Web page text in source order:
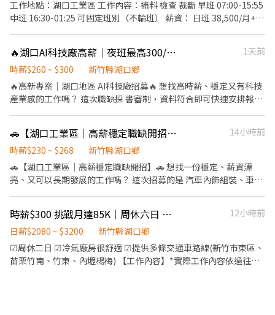
https://lin.ee/2etEKAh 💎 更多職缺點這 ➔
https://reurl.cc/xK7D4E ✉️ 加好友留言【 全名 + 手機號碼 + 職缺
截圖 】 ⭕️專業媒合安心面試⭕️24小時在線超快回覆率
208-055電話同賴. ☎加入後請留言【姓名+電話+截圖職缺】→優先
安排 ✅ 加賴 可獲取更多職缺唷： ❤人資陳小姐❤
工作地點：湖口工業區 工作內容：補料 檢查 裁斷 早班 07:00-15:55
中班 16:30-01:25 可固定班別（不輪班） 薪資： 日班 38,500/月+日
🔥湖口AI科技廠高薪｜夜班最高300/H，書審快速報到！
1天前
時薪$260 ~ $300
新竹縣湖口鄉
🔥高新專案｜湖口地區 AI科技廠招募🔥 想找高時薪、穩定又有科技
產業感的工作嗎？ 這次職缺採 書審制，資料符合即可快速安排報
☀️日班：08：00-17：00｜260/H 🌙夜班：20：00-05：00｜
300/H 想衝收入、想進科技廠、想找穩定工作，這個機會不要錯
過！ 📞報名專線：0977564055 賴：0977564055 名額有限，有興
趣請盡快洽詢！
🚗【湖口工業區｜高薪穩定職缺開招】🚗 一份穩定、薪資漂亮、又可以長期發展
14小時前
時薪$230 ~ $268
新竹縣湖口鄉
🚗【湖口工業區｜高薪穩定職缺開招】🚗 想找一份穩定、薪資漂
亮、又可以長期發展的工作嗎？ 這次招募的是 汽車內飾組裝、車縫
收入明確 ✅無經驗可學 ✅做得久還有獎金 ✅可揪親友一起上班、一
起拿獎金 🌞【日班】07:00-16:00 💰 39,000元起 🌙【中班】17:00-
02:00 💰 44,000元起 🎁久任獎金最高 30,000元 🎁介紹獎金最高
15,000元 👨‍👩‍👧‍👦親友一起來，工作不孤單，獎金一起拿！ 📍工作
時薪$300 挑戰月達85K｜周休六日 冷氣廠房 免費交通車
12小時前
日薪$2080 ~ $3200
新竹縣湖口鄉
☑周休二日 ☑冷氣廠房很舒適 ☑提供多條交通車路線(新竹市東區、
苗栗竹南、竹東、內壢楊梅) 【工作內容】*實際工作內容依過往工